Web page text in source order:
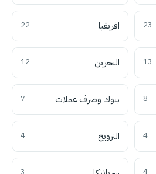
23 افريقيا 22
13 البحرين 12
8 بنوك وصرف عملات 7
4 النرويج 4